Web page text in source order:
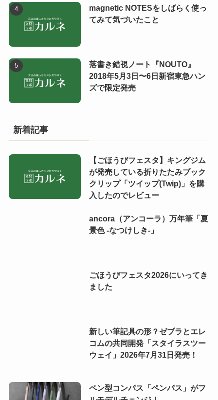
magnetic NOTESをしばらく使っ
てみて気づいたこと
落書き錯視ノート『NOUTO』
2018年5月3日〜6日新宿東急ハン
ズで限定発売
新着記事
【ごほうびフェスタ】キングジム
が発売している折りたたみブック
クリップ「ツイップ(Twip)」を購
入したのでレビュー
ancora（アンコーラ）万年筆「夏
景色 -なつけしき-」
ごほうびフェスタ2026にいってき
ました
新しい筆記具の形？ゼブラとエレ
コムの共同開発「スタイラスツー
ウェイ」2026年7月31日発売！
ペン型コンパス「ペンパス」がフ